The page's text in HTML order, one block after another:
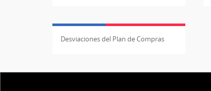
Desviaciones del Plan de Compras